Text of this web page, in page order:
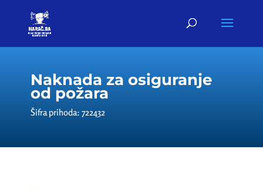
Naknada za osiguranje
od požara
Šifra prihoda: 722432